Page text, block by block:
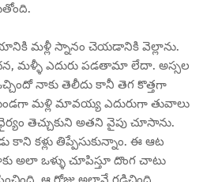
మళ్లీ స్నానం చెయడానికి వెల్లాను.
మళ్ళీ ఎదురు పడతామా లేదా. అస్సల
నాకు తెలీదు కానీ తెగ కొత్తగా
మళ్లి మావయ్య ఎదురుగా తువాలు
తెచ్చుకుని అతని వైపు చూసాను.
కళ్లు తిప్పేసుకున్నాం. ఈ ఆట
అలా ఒళ్ళు చూపిస్తూ దొంగ చాటు